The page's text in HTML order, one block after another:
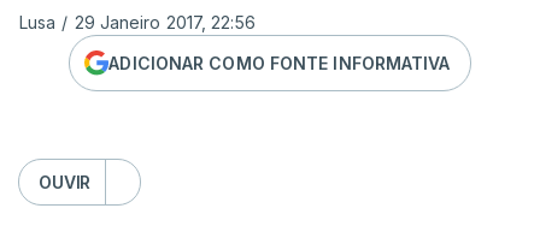
Lusa / 29 Janeiro 2017, 22:56
ADICIONAR COMO FONTE INFORMATIVA
OUVIR